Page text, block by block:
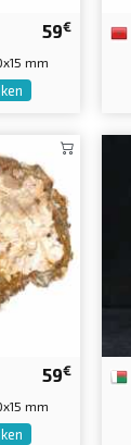
59€
mm
59€
mm